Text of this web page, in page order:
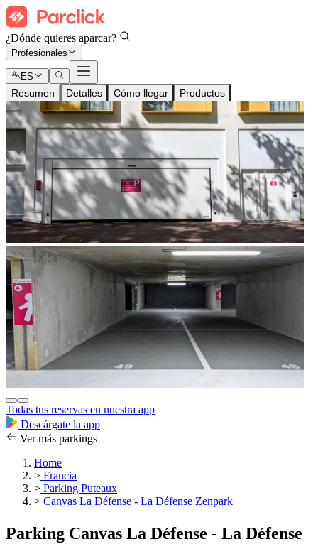
¿Dónde quieres aparcar?
Profesionales
ES
Resumen Detalles Cómo llegar Productos
Todas tus reservas en nuestra app
Descárgate la app
Ver más parkings
Home
> Francia
> Parking Puteaux
> Canvas La Défense - La Défense Zenpark
Parking Canvas La Défense - La Défense